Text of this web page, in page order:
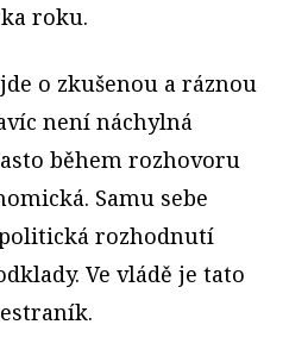
roku.
o zkušenou a ráznou
není náchylná
během rozhovoru
Samu sebe
rozhodnutí
Ve vládě je tato